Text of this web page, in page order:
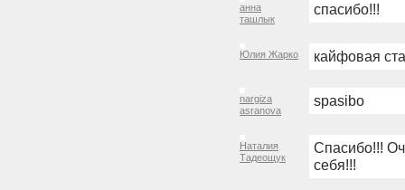
анна
ташлык
спасибо!!!
Юлия Жарко кайфовая
nargiza
asranova
spasibo
Наталия
Тадеощук
Спасибо!!!
себя!!!